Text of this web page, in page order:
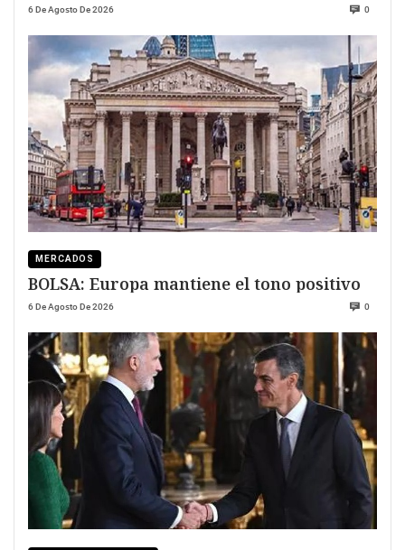
6 De Agosto De 2026 0
MERCADOS
BOLSA: Europa mantiene el tono positivo
6 De Agosto De 2026 0